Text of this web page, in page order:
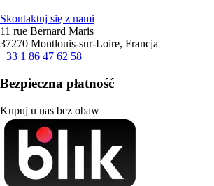
Skontaktuj się z nami
11 rue Bernard Maris
37270 Montlouis-sur-Loire, Francja
+33 1 86 47 62 58
Bezpieczna płatność
Kupuj u nas bez obaw